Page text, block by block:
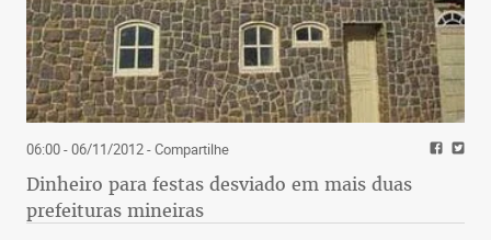
06:00 - 06/11/2012- Compartilhe
Dinheiro para festas desviado em mais duas
prefeituras mineiras